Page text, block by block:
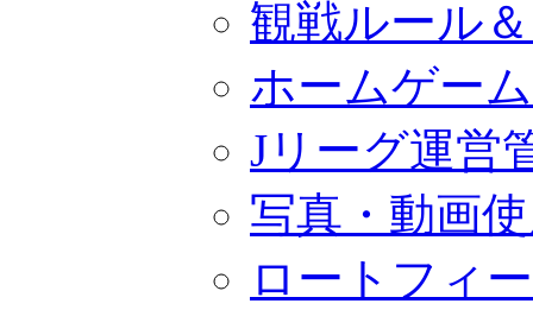
観戦ルール
ホームゲー
Jリーグ運営
写真・動画
ロートフィ